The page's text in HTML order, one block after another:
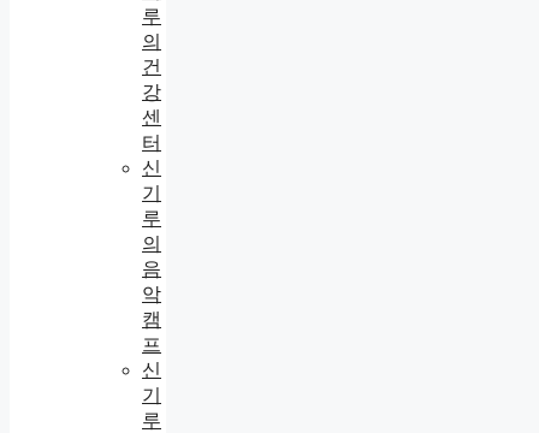
루
의
건
강
센
터
신
기
루
의
음
악
캠
프
신
기
루